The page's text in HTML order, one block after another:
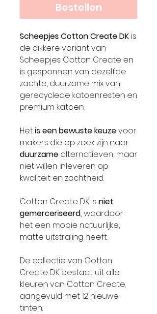
Bestellen
Scheepjes Cotton Create DK is
de dikkere variant van
Scheepjes Cotton Create en
is gesponnen van dezelfde
zachte, duurzame mix van
gerecyclede katoenresten en
premium katoen.
Hetis een bewuste keuzevoor
makers die op zoek zijn naar
duurzame alternatieven, maar
niet willen inleveren op
kwaliteit en zachtheid.
Cotton Create DK is niet
gemerceriseerd,waardoor
het een mooie natuurlijke,
matte uitstraling heeft.
De collectie van Cotton
Create DK bestaat uit alle
kleuren van Cotton Create,
aangevuld met 12 nieuwe
tinten.